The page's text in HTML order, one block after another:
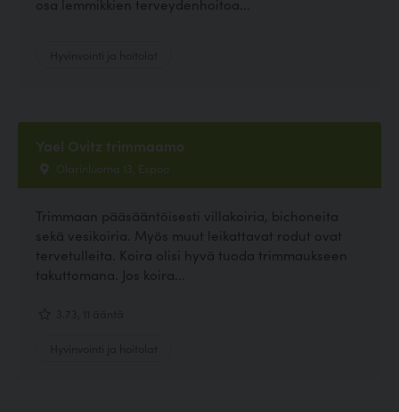
osa lemmikkien terveydenhoitoa...
Yael Ovitz trimmaamo
Olarinluoma 13, Espoo
Trimmaan pääsääntöisesti villakoiria, bichoneita
sekä vesikoiria. Myös muut leikattavat rodut ovat
tervetulleita. Koira olisi hyvä tuoda trimmaukseen
takuttomana. Jos koira...